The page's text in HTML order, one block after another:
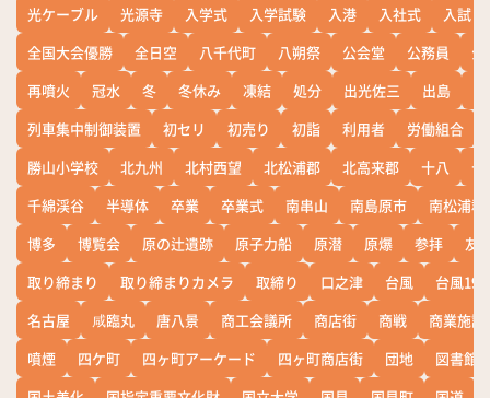
光ケーブル
光源寺 入学式 入学試験 入港 入社式
入試
全国大会優勝
全日空 八千代町 八朔祭 公会堂 公務員
公
再噴火
冠水 冬 冬休み 凍結 処分 出光佐三 出島
列車集中制御装置
初セリ 初売り 初詣 利用者 労働組合
勝山小学校
北九州 北村西望 北松浦郡 北高来郡 十八
十
千綿渓谷
半導体 卒業 卒業式 南串山 南島原市
南松浦郡
博多
博覧会 原の辻遺跡 原子力船 原潜 原爆 参拝
友
取り締まり
取り締まりカメラ 取締り 口之津 台風
台風19
名古屋
咸臨丸 唐八景 商工会議所 商店街 商戦
商業施設
噴煙
四ケ町 四ヶ町アーケード 四ヶ町商店街 団地
図書館